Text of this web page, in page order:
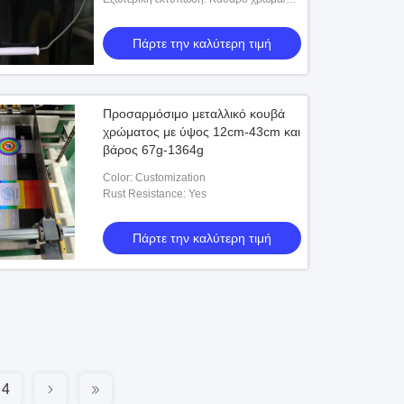
Πάρτε την καλύτερη τιμή
Προσαρμόσιμο μεταλλικό κουβά
χρώματος με ύψος 12cm-43cm και
βάρος 67g-1364g
Color: Customization
Rust Resistance: Yes
Πάρτε την καλύτερη τιμή
4